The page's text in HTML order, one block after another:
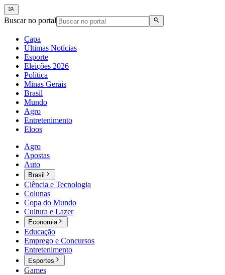
Buscar no portal
Capa
Últimas Notícias
Esporte
Eleições 2026
Política
Minas Gerais
Brasil
Mundo
Agro
Entretenimento
Eloos
Agro
Apostas
Auto
Brasil
Ciência e Tecnologia
Colunas
Copa do Mundo
Cultura e Lazer
Economia
Educação
Emprego e Concursos
Entretenimento
Esportes
Games